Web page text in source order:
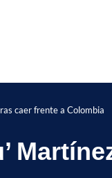
caer frente a Colombia